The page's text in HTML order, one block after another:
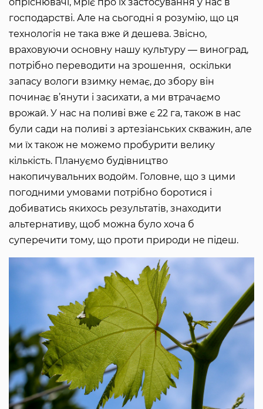
господарстві. Але на сьогодні я розумію, що ця
технологія не така вже й дешева. Звісно,
враховуючи основну нашу культуру ― виноград,
потрібно переводити на зрошення, оскільки
запасу вологи взимку немає, до збору він
починає в’янути і засихати, а ми втрачаємо
врожай. У нас на поливі вже є 22 га, також в нас
були сади на поливі з артезіанських скважин, але
ми їх також не можемо пробурити велику
кількість. Плануємо будівництво
накопичувальних водойм. Головне, що з цими
погодними умовами потрібно боротися і
добиватись якихось результатів, знаходити
альтернативу, щоб можна було хоча б
суперечити тому, що проти природи не підеш.